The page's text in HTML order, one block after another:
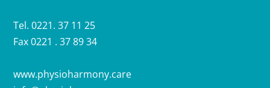
Tel. 0221. 37 11 25
Fax 0221 . 37 89 34
www.physioharmony.care